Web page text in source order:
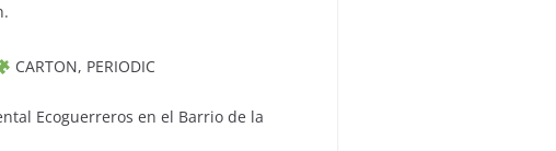
CARTON, PERIODIC
Ecoguerreros en el Barrio de la